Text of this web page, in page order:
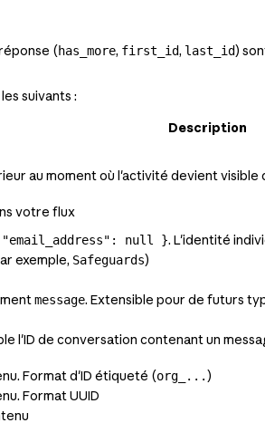
(has_more, first_id, last_id)
suivants :
Description
au moment où l'activité devient visible
votre flux
null }. L'identité
exemple, Safeguards)
message. Extensible pour de futurs
l'ID de conversation contenant un
Format d'ID étiqueté (org_...)
Format UUID